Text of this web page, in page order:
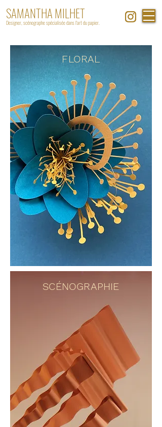
SAMANTHA MILHET
Designer, scénographe spécialisée dans l'art du papier.
FLORAL
SCÉNOGRAPHIE